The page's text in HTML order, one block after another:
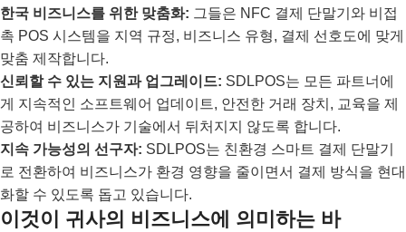
한국 비즈니스를 위한 맞춤화: 그들은 NFC 결제 단말기와 비접
촉 POS 시스템을 지역 규정, 비즈니스 유형, 결제 선호도에 맞게
맞춤 제작합니다.
신뢰할 수 있는 지원과 업그레이드: SDLPOS는 모든 파트너에
게 지속적인 소프트웨어 업데이트, 안전한 거래 장치, 교육을 제
공하여 비즈니스가 기술에서 뒤처지지 않도록 합니다.
지속 가능성의 선구자: SDLPOS는 친환경 스마트 결제 단말기
로 전환하여 비즈니스가 환경 영향을 줄이면서 결제 방식을 현대
화할 수 있도록 돕고 있습니다.
이것이 귀사의 비즈니스에 의미하는 바